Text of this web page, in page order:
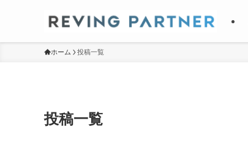
ホーム 投稿一覧
投稿一覧